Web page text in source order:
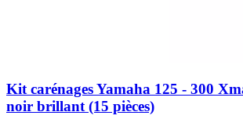
Kit carénages Yamaha 125 - 300
noir brillant (15 pièces)